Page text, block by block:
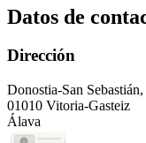
Datos de
Dirección
Donostia-San Sebastián,
01010 Vitoria-Gasteiz
Álava